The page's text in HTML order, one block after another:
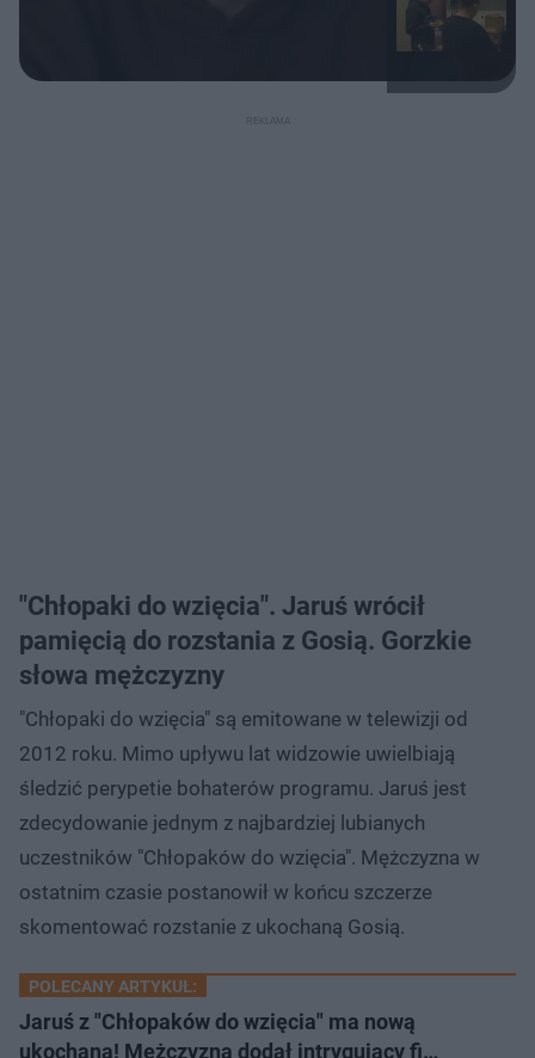
"Chłopaki do wzięcia". Jaruś wrócił
pamięcią do rozstania z Gosią. Gorzkie
słowa mężczyzny
"Chłopaki do wzięcia" są emitowane w telewizji od
2012 roku. Mimo upływu lat widzowie uwielbiają
śledzić perypetie bohaterów programu. Jaruś jest
zdecydowanie jednym z najbardziej lubianych
uczestników "Chłopaków do wzięcia". Mężczyzna w
ostatnim czasie postanowił w końcu szczerze
skomentować rozstanie z ukochaną Gosią.
POLECANY ARTYKUŁ:
Jaruś z "Chłopaków do wzięcia" ma nową
ukochaną! Mężczyzna dodał intrygujący fi…